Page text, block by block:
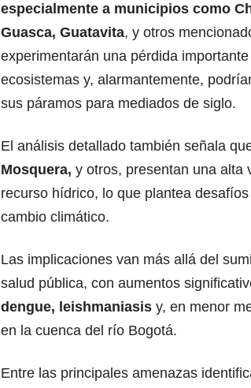
especialmente a municipios como
Guasca, Guatavita, y otros
experimentarán una pérdida
ecosistemas y, alarmantemente,
sus páramos para mediados de siglo.
El análisis detallado también señala
Mosquera, y otros, presentan una alta
recurso hídrico, lo que plantea
cambio climático.
Las implicaciones van más allá del
salud pública, con aumentos
dengue, leishmaniasis y, en menor
en la cuenca del río Bogotá.
Entre las principales amenazas